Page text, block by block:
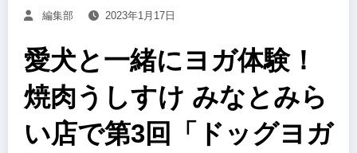
編集部 2023年1月17日
愛犬と一緒にヨガ体験！
焼肉うしすけ みなとみら
い店で第3回「ドッグヨガ